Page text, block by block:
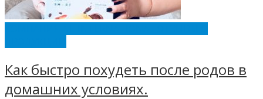
Как быстро похудеть после родов в
домашних условиях.